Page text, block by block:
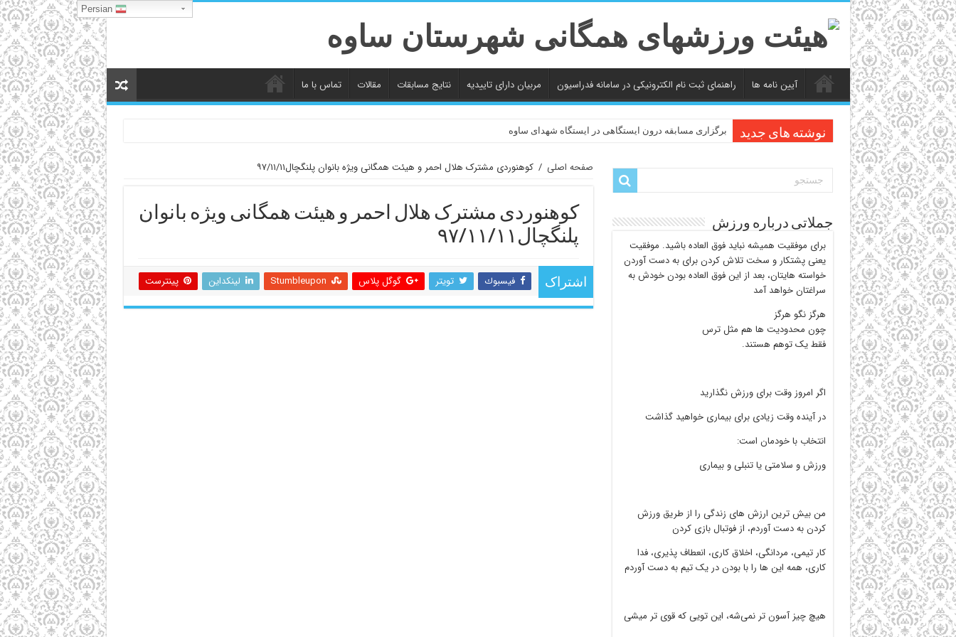
آیین نامه ها راهنمای ثبت نام الکترونیکی در سامانه فدراسیون مربیان دارای تاییدیه نتایج مسابقات مقالات تماس با ما
نوشته های جدید برگزاری مسابقه درون ایستگاهی در ایستگاه شهدای ساوه
صفحه اصلی / کوهنوردی مشترک هلال احمر و هیئت همگانی ویژه بانوان پلنگچال۹۷/۱۱/۱۱
کوهنوردی مشترک هلال احمر و هیئت همگانی ویژه بانوان
پلنگچال۹۷/۱۱/۱۱
اشتراک فيسبوك تويتر گوگل پلاس Stumbleupon لینکداین پینترست
جملاتی درباره ورزش
برای موفقیت همیشه نباید فوق العاده باشید. موفقیت
یعنی پشتکار و سخت تلاش کردن برای به دست آوردن
خواسته هایتان، بعد از این فوق العاده بودن خودش به
سراغتان خواهد آمد
هرگز نگو هرگز
چون محدودیت ها هم مثل ترس
فقط یک توهم هستند.
اگر امروز وقت برای ورزش نگذارید
در آینده وقت زیادی برای بیماری خواهید گذاشت
انتخاب با خودمان است:
ورزش و سلامتی یا تنبلی و بیماری
من بیش ترین ارزش های زندگی را از طریق ورزش
کردن به دست آوردم، از فوتبال بازی کردن
کار تیمی، مردانگی، اخلاق کاری، انعطاف پذیری، فدا
کاری، همه این ها را با بودن در یک تیم به دست آوردم
هیچ چیز آسون تر نمی‌شه، این تویی که قوی تر میشی
Persian